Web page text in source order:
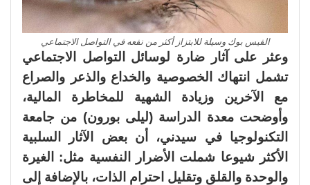
الفيس بوك وسيلة للابتزاز أكثر من نفعه في التواصل الاجتماعي
وعثر على آثار ضارة لوسائل التواصل الاجتماعي
تشمل انتهاك الخصوصية والخداع والذعر والصراع
مع الآخرين وزيادة الشهية للمخاطرة المالية،
وأوضحت معدة الدراسة (ليلى بورون) من جامعة
التكنولوجيا في سيدني، أن بعض الآثار السلبية
الأكثر شيوعا شملت الأضرار النفسية مثل: الغيرة
والوحدة والقلق وتقليل احترام الذات، بالإضافة إلى